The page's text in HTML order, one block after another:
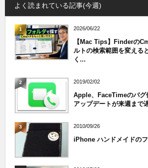
よく読まれている記事(今週)
1 2026/06/22
【Mac Tips】Finderの
ルトの検索範囲を変える
く...
2 2019/02/02
Apple、FaceTimeのバグ
アップデートが来週まで
3 2010/09/26
iPhone ハンドメイドの